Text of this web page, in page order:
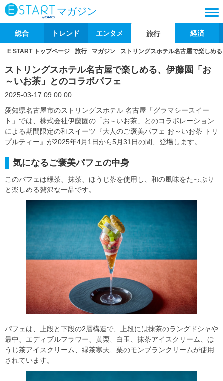
マガジン
総合 トレンド エンタメ 旅行 経済
E START トップページ 旅行 マガジン ストリングスホテル名古屋で楽しめ
ストリングスホテル名古屋で楽しめる、伊藤園「お
～いお茶」とのコラボパフェ
2025-03-17 09:00:00
愛知県名古屋市のストリングスホテル 名古屋「グラマシースイー
ト」では、株式会社伊藤園の「お～いお茶」とのコラボレーション
による期間限定の和スイーツ『大人のご褒美パフェ お～いお茶 トリ
プルティー』が2025年4月1日から5月31日の間、登場します。
気になるご褒美パフェの中身
このパフェは緑茶、抹茶、ほうじ茶を使用し、和の風味をたっぷり
と楽しめる贅沢な一品です。
パフェは、上段と下段の2層構造で、上段には抹茶のラングドシャや
最中、エディブルフラワー、黄栗、白玉、抹茶アイスクリーム、ほ
うじ茶アイスクリーム、緑茶寒天、栗のモンブランクリームが使用
されています。